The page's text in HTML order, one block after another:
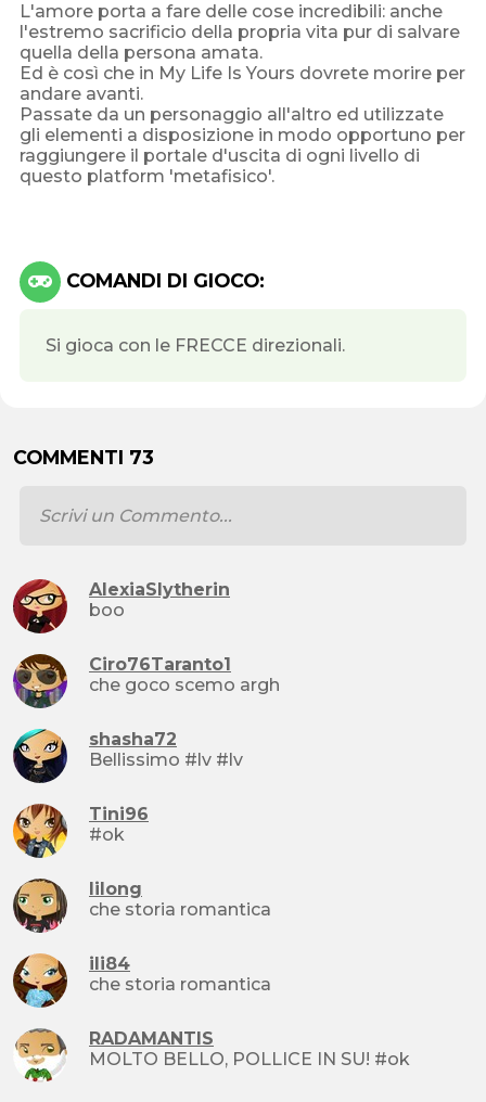
L'amore porta a fare delle cose incredibili: anche
l'estremo sacrificio della propria vita pur di salvare
quella della persona amata.
Ed è così che in My Life Is Yours dovrete morire per
andare avanti.
Passate da un personaggio all'altro ed utilizzate
gli elementi a disposizione in modo opportuno per
raggiungere il portale d'uscita di ogni livello di
questo platform 'metafisico'.
COMANDI DI GIOCO:
Si gioca con le FRECCE direzionali.
COMMENTI 73
AlexiaSlytherin
boo
Ciro76Taranto1
che goco scemo argh
shasha72
Bellissimo #lv #lv
Tini96
#ok
lilong
che storia romantica
ili84
che storia romantica
RADAMANTIS
MOLTO BELLO, POLLICE IN SU! #ok